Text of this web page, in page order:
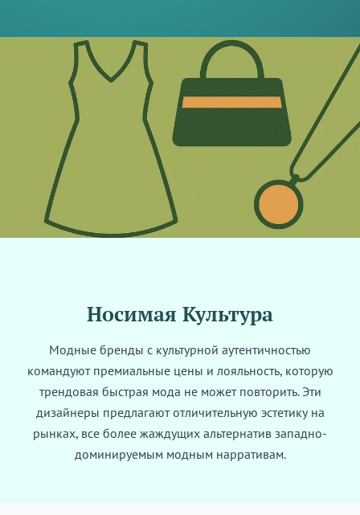
Носимая Культура
Модные бренды с культурной аутентичностью
командуют премиальные цены и лояльность, которую
трендовая быстрая мода не может повторить. Эти
дизайнеры предлагают отличительную эстетику на
рынках, все более жаждущих альтернатив западно-
доминируемым модным нарративам.